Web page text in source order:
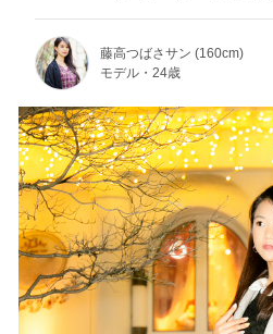
藤高つばさサン (160cm)
モデル・24歳